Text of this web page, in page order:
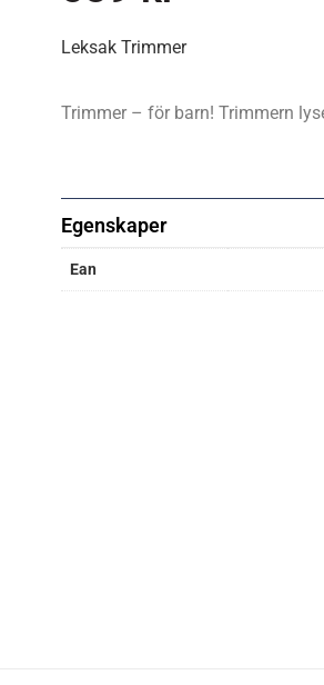
Leksak Trimmer
Trimmer – för barn! Trimmern
Egenskaper
Ean